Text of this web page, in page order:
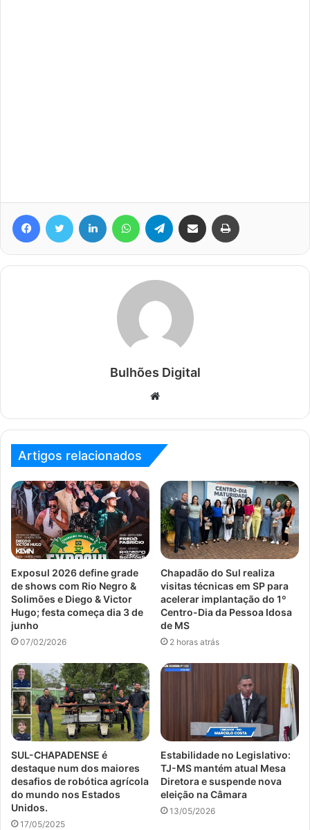
FacebookTwitter Linkedin WhatsAppTelegram Compartilhar via e-mail
Bulhões Digital
Website
Artigos relacionados
Exposul 2026 define grade
de shows com Rio Negro &
Solimões e Diego & Victor
Hugo; festa começa dia 3 de
junho
07/02/2026
Chapadão do Sul realiza
visitas técnicas em SP para
acelerar implantação do 1º
Centro-Dia da Pessoa Idosa
de MS
2 horas atrás
SUL-CHAPADENSE é
destaque num dos maiores
desafios de robótica agrícola
do mundo nos Estados
Unidos.
17/05/2025
Estabilidade no Legislativo:
TJ-MS mantém atual Mesa
Diretora e suspende nova
eleição na Câmara
13/05/2026